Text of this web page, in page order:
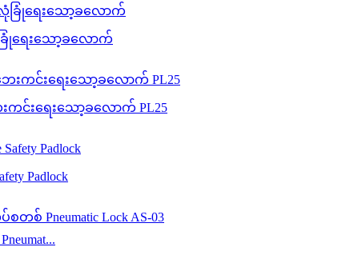
ရေးသော့ခလောက်
င်းရေးသော့ခလောက် PL25
Padlock